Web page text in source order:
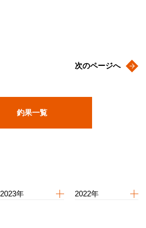
釣果一覧
次のページへ
2023年
2022年